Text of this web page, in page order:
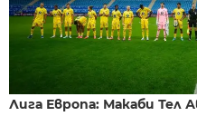
Лига Европа: Макаби Тел